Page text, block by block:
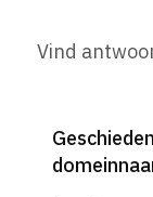
Vind